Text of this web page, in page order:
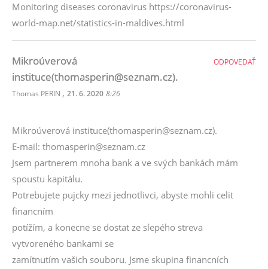
Monitoring diseases coronavirus https://coronavirus-
world-map.net/statistics-in-maldives.html
Mikroúverová
instituce(thomasperin@seznam.cz).
Thomas PERIN , 21. 6. 2020 8:26
Mikroúverová instituce(thomasperin@seznam.cz).
E-mail: thomasperin@seznam.cz
Jsem partnerem mnoha bank a ve svých bankách mám
spoustu kapitálu.
Potrebujete pujcky mezi jednotlivci, abyste mohli celit
financním
potížím, a konecne se dostat ze slepého streva
vytvoreného bankami se
zamítnutím vašich souboru. Jsme skupina financních
ODPOVEDAŤ